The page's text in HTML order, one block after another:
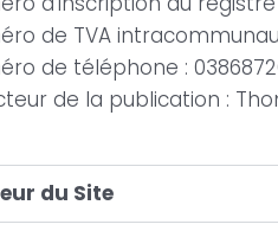
de TVA
de téléphone :
de la publication :
du Site